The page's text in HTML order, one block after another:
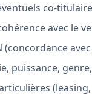
co-
avec le
(concordance
puissance, genre,